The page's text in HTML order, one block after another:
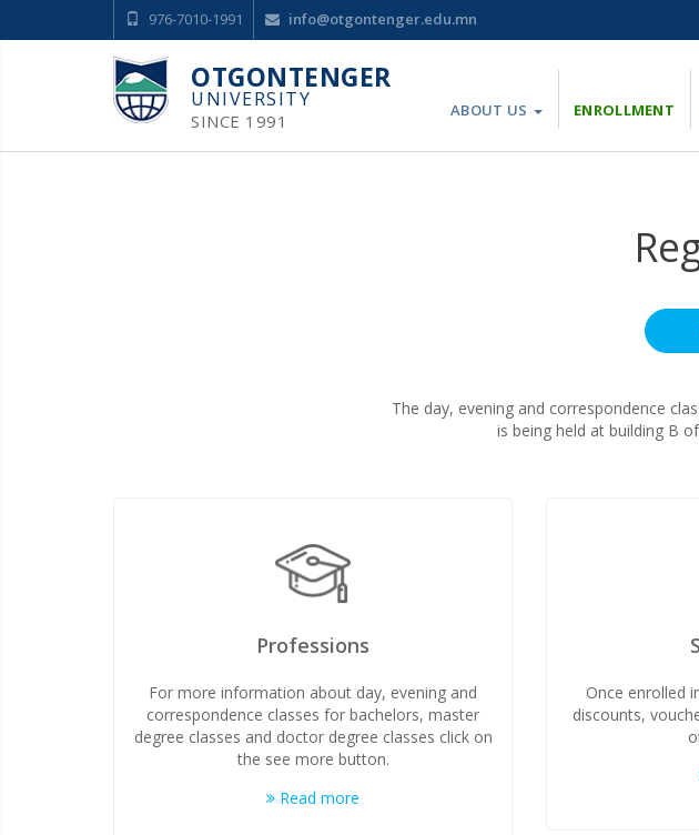
976-7010-1991 info@otgontenger.edu.mn
OTGONTENGER
UNIVERSITY
SINCE 1991 ABOUT US ENROLLMENT
The day, evening and correspondence
is being held at building B
Professions
For more information about day, evening and
correspondence classes for bachelors, master
degree classes and doctor degree classes click on
the see more button.
Read more
Once enrolled
discounts,